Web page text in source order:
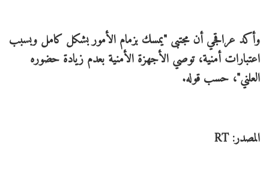
وأكد عراقجي أن مجتبى "يمسك بزمام الأمور بشكل كامل وبسبب
اعتبارات أمنية، توصي الأجهزة الأمنية بعدم زيادة حضوره
العلني"، حسب قوله.
المصدر: RT